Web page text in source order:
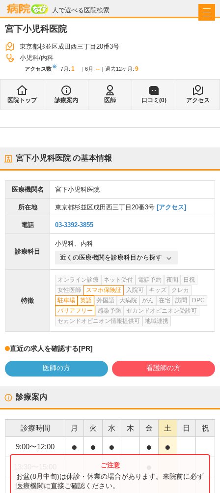
人で選べる医院検索
病院なび
宮下小児科医院
東京都杉並区成田西三丁目20番3号
小児科 内科
アクセス数※ 7月 : 1 6月 : -- 過去12ヶ月: 9
医院トップ 診療案内 医師 口コミ(0) アクセス
宮下小児科医院の基本情報
医療機関名 宮下小児科医院
所在地 東京都杉並区成田西三丁目20番3号 [アクセス]
電話 03-3392-3855
診療科目
小児科、 内科
近くの医療機関を診療科目から探す
特徴
オンライン診療 ネット受付 電話予約 夜間
日祝
女性医師
スマホ保険証 入院可 キッズ
クレカ
駐車場
英語 外国語 大病院 がん 在宅 訪問
DPC
バリアフリー
感染予防
セカンドオピニオン受診可
セカンドオピニオン情報提供可
地域連携
直近の求人を確認する[PR]
医師の方 看護師の方
診療案内
診療時間 月 火 水 木 金 土 日 祝
9:00〜12:00 ● ● ● ● ●
13:30〜17:00 ●
お盆(8月中旬)は休診・休業の場合があります。来院前に必ず
医療機関に直接ご確認ください。